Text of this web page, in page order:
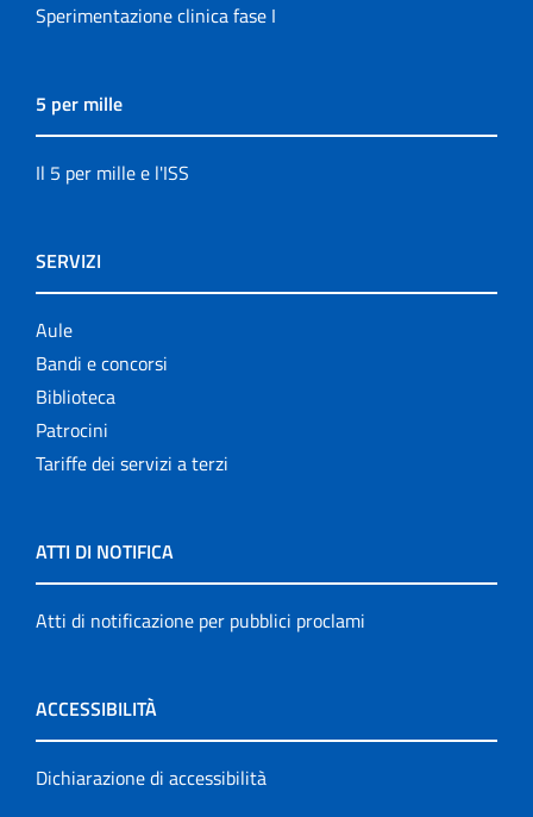
Sperimentazione clinica fase I
5 per mille
Il 5 per mille e l'ISS
SERVIZI
Aule
Bandi e concorsi
Biblioteca
Patrocini
Tariffe dei servizi a terzi
ATTI DI NOTIFICA
Atti di notificazione per pubblici proclami
ACCESSIBILITÀ
Dichiarazione di accessibilità